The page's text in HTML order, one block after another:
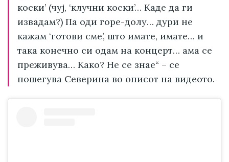
коски’ (чуј, ‘клучни коски’… Каде да ги
извадам?) Па оди горе-долу… дури не
кажам ‘готови сме’, што имате, имате… и
така конечно си одам на концерт… ама се
преживува… Како? Не се знае“ – се
пошегува Северина во описот на видеото.